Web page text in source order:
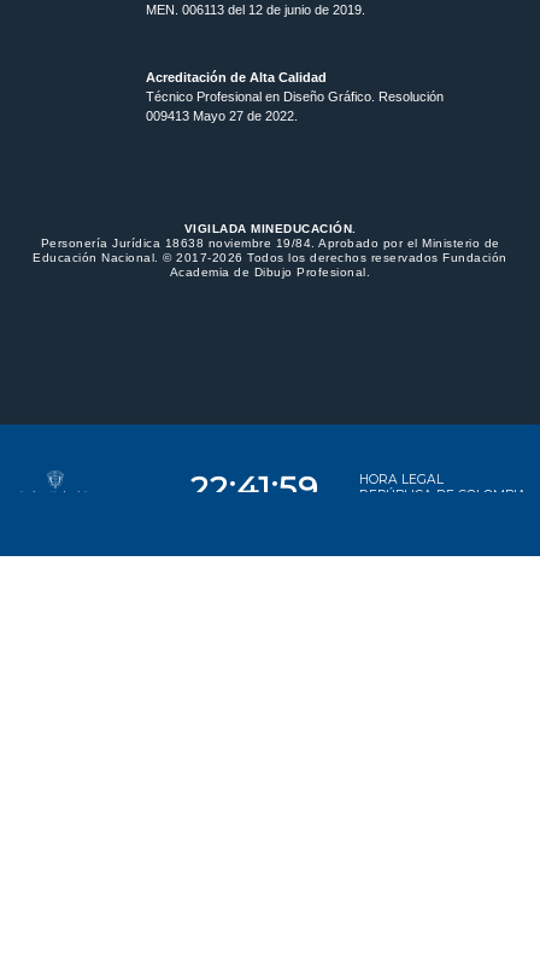
MEN. 006113 del 12 de junio de 2019.
Acreditación de Alta Calidad
Técnico Profesional en Diseño Gráfico. Resolución
009413 Mayo 27 de 2022.
VIGILADA MINEDUCACIÓN.
Personería Jurídica 18638 noviembre 19/84. Aprobado por el Ministerio de
Educación Nacional. © 2017-2026 Todos los derechos reservados Fundación
Academia de Dibujo Profesional.